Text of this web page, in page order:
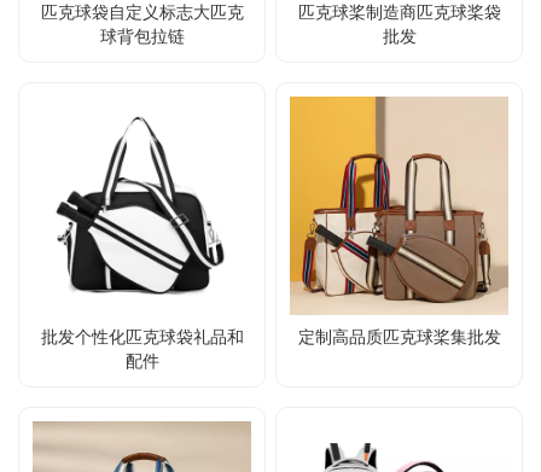
匹克球袋自定义标志大匹克
球背包拉链
匹克球桨制造商匹克球桨袋
批发
批发个性化匹克球袋礼品和
配件
定制高品质匹克球桨集批发